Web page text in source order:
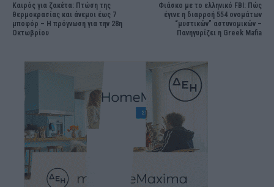
Καιρός για ζακέτα: Πτώση της
θερμοκρασίας και άνεμοι έως 7
μποφόρ – Η πρόγνωση για την 28η
Οκτωβρίου
Φιάσκο με το ελληνικό FBI: Πώς
έγινε η διαρροή 554 ονομάτων
“μυστικών” αστυνομικών –
Πανηγυρίζει η Greek Mafia